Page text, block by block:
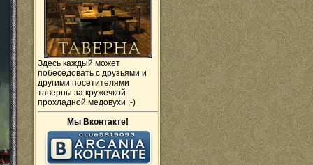
Здесь каждый может
побеседовать с друзьями и
другими посетителями
таверны за кружечкой
прохладной медовухи ;-)
Мы Вконтакте!